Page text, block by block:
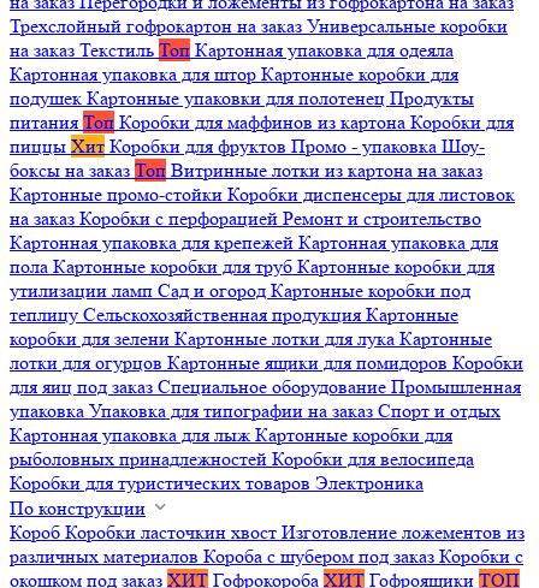
Трехслойный гофрокартон на заказ Универсальные коробки
на заказ Текстиль Топ Картонная упаковка для одеяла
Картонная упаковка для штор Картонные коробки для
подушек Картонные упаковки для полотенец Продукты
питания Топ Коробки для маффинов из картона Коробки для
пиццы Хит Коробки для фруктов Промо - упаковка Шоу-
боксы на заказ Топ Витринные лотки из картона на заказ
Картонные промо-стойки Коробки диспенсеры для листовок
на заказ Коробки с перфорацией Ремонт и строительство
Картонная упаковка для крепежей Картонная упаковка для
пола Картонные коробки для труб Картонные коробки для
утилизации ламп Сад и огород Картонные коробки под
теплицу Сельскохозяйственная продукция Картонные
коробки для зелени Картонные лотки для лука Картонные
лотки для огурцов Картонные ящики для помидоров Коробки
для яиц под заказ Специальное оборудование Промышленная
упаковка Упаковка для типографии на заказ Спорт и отдых
Картонная упаковка для лыж Картонные коробки для
рыболовных принадлежностей Коробки для велосипеда
Коробки для туристических товаров Электроника
По конструкции
Короб Коробки ласточкин хвост Изготовление ложементов из
различных материалов Короба с шубером под заказ Коробки с
окошком под заказ ХИТ Гофрокороба ХИТ Гофроящики ТОП